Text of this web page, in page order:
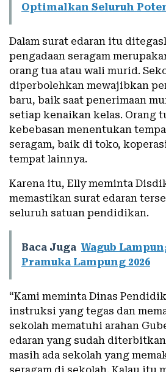
Optimalkan Seluruh
Dalam surat edaran itu
pengadaan seragam
orang tua atau wali murid.
diperbolehkan mewajibkan
baru, baik saat penerimaan
setiap kenaikan kelas. Orang
kebebasan menentukan
seragam, baik di toko,
tempat lainnya.
Karena itu, Elly meminta
memastikan surat edaran
seluruh satuan pendidikan.
Baca Juga Wagub
Pramuka Lampung 2026
“Kami meminta Dinas
instruksi yang tegas dan
sekolah mematuhi arahan
edaran yang sudah
masih ada sekolah yang